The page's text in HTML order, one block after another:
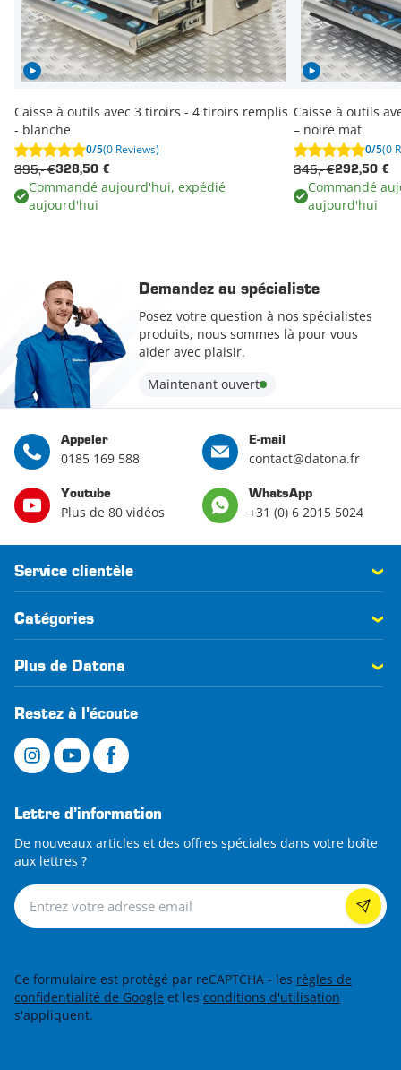
Caisse à outils avec 3 tiroirs - 4 tiroirs remplis
- blanche
0/5(0 Reviews)
328,50 €
395,- €
Commandé aujourd'hui, expédié
aujourd'hui
Caisse à outils
– noire mat
0/5(0
292,50 €
345,- €
Commandé
aujourd'hui
Demandez au spécialiste
Posez votre question à nos spécialistes
produits, nous sommes là pour vous
aider avec plaisir.
Maintenant ouvert
Appeler
0185 169 588
E-mail
contact@datona.fr
Youtube
Plus de 80 vidéos
WhatsApp
+31 (0) 6 2015 5024
Service clientèle
Catégories
Plus de Datona
Restez à l'écoute
Lettre d’information
De nouveaux articles et des offres spéciales dans votre boîte
aux lettres ?
Lettre d’information
Ce formulaire est protégé par reCAPTCHA - les règles de
confidentialité de Google et les conditions d'utilisation
s'appliquent.